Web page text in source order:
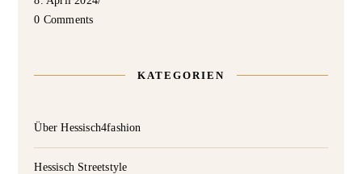
0 Comments
KATEGORIEN
Über Hessisch4fashion
Hessisch Streetstyle